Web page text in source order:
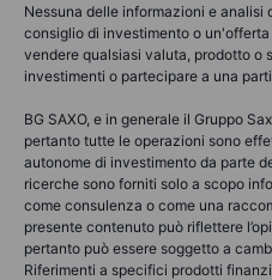
Nessuna delle informazioni e
consiglio di investimento o
vendere qualsiasi valuta, prodotto o
investimenti o partecipare a una
BG SAXO, e in generale il Gruppo
pertanto tutte le operazioni sono
autonome di investimento da parte
ricerche sono forniti solo a scopo
come consulenza o come una
presente contenuto può riflettere
pertanto può essere soggetto a
Riferimenti a specifici prodotti